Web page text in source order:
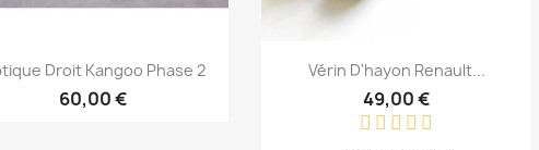
 Aperçu rapide
Droit Kangoo Phase 2
60,00 €
 Aperçu rapide
Vérin D'hayon Renault...
49,00 €